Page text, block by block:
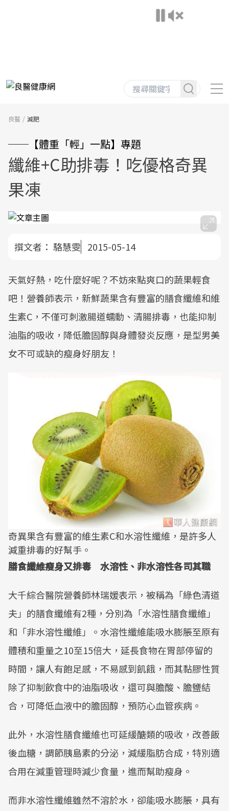
良醫 減肥
──【體重「輕」一點】專題
纖維+C助排毒！吃優格奇異
果凍
撰文者： 駱慧雯 2015-05-14
天氣好熱，吃什麼好呢？不妨來點爽口的蔬果輕食
吧！營養師表示，新鮮蔬果含有豐富的膳食纖維和維
生素C，不僅可刺激腸道蠕動、清腸排毒，也能抑制
油脂的吸收，降低膽固醇與身體發炎反應，是型男美
女不可或缺的瘦身好朋友！
奇異果含有豐富的維生素C和水溶性纖維，是許多人
減重排毒的好幫手。
膳食纖維瘦身又排毒 水溶性、非水溶性各司其職
大千綜合醫院營養師林瑞媛表示，被稱為「綠色清道
夫」的膳食纖維有2種，分別為「水溶性膳食纖維」
和「非水溶性纖維」。水溶性纖維能吸水膨脹至原有
體積和重量之10至15倍大，延長食物在胃部停留的
時間，讓人有飽足感，不易感到飢餓，而其黏膠性質
除了抑制飲食中的油脂吸收，還可與膽酸、膽鹽結
合，可降低血液中的膽固醇，預防心血管疾病。
此外，水溶性膳食纖維也可延緩醣類的吸收，改善飯
後血糖，調節胰島素的分泌，減緩脂肪合成，特別適
合用在減重管理時減少食量，進而幫助瘦身。
而非水溶性纖維雖然不溶於水，卻能吸水膨脹，具有